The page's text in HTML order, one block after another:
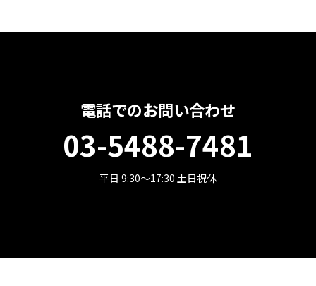
電話でのお問い合わせ
03-5488-7481
平日 9:30～17:30 土日祝休